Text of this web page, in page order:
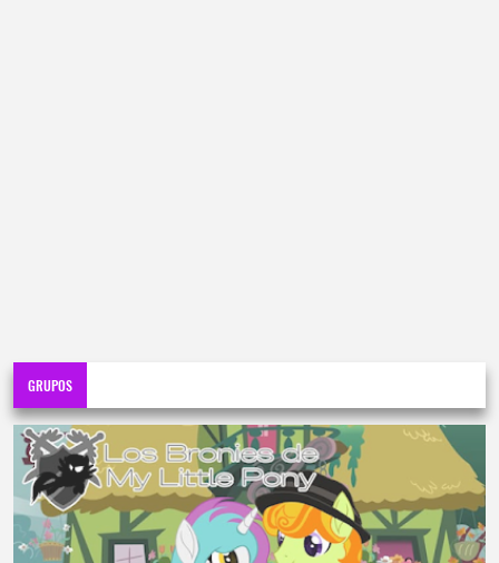
GRUPOS